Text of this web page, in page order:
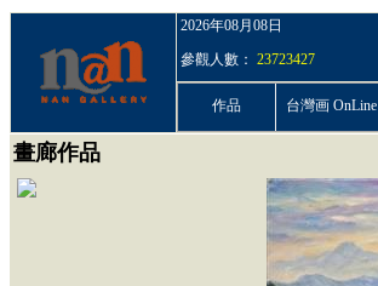
2026年08月08日
參觀人數： 23723427
作品 台灣画 OnLine
畫廊作品